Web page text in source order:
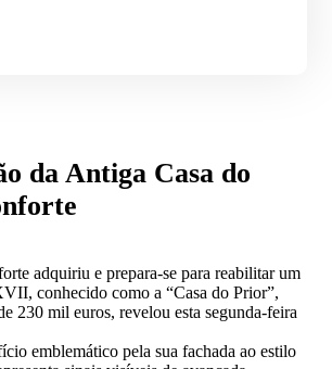
da Antiga Casa do
adquiriu e prepara-se para reabilitar um
conhecido como a “Casa do Prior”,
230 mil euros, revelou esta segunda-feira
emblemático pela sua fachada ao estilo